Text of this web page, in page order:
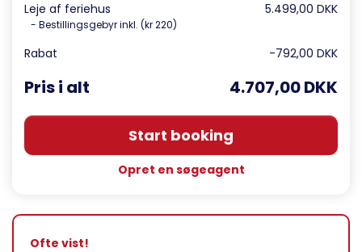
Leje af feriehus
- Bestillingsgebyr inkl. (kr 220)
5.499,00 DKK
Rabat -792,00 DKK
Pris i alt 4.707,00 DKK
Start booking
Opret en søgeagent
Ofte vist!